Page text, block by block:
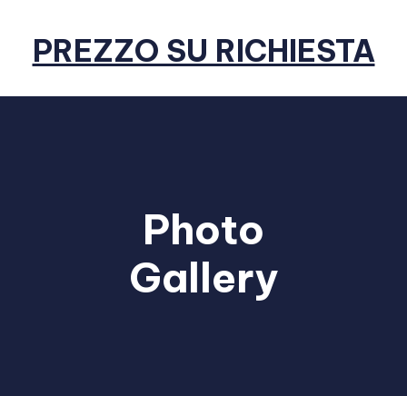
PREZZO SU RICHIESTA
Photo
Gallery